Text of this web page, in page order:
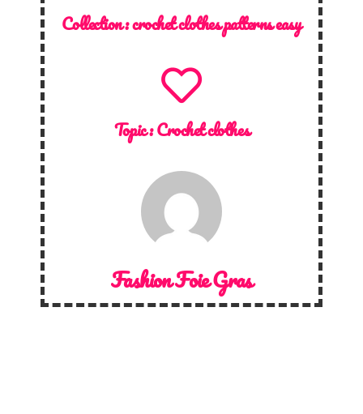
Collection :crochet clothes patterns easy
Topic :Crochet clothes
Fashion Foie Gras